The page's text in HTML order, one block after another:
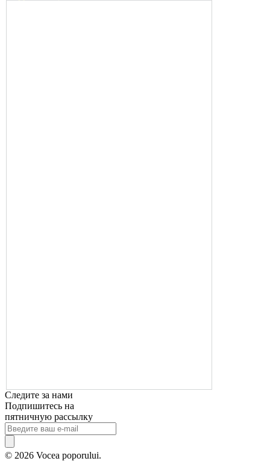
Следите за нами
Подпишитесь на
пятничную рассылку
© 2026 Vocea poporului.